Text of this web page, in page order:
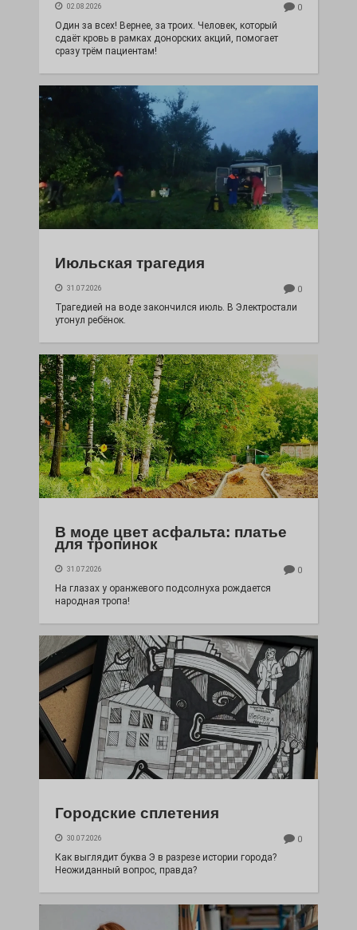
02.08.2026 0
Один за всех! Вернее, за троих. Человек, который
сдаёт кровь в рамках донорских акций, помогает
сразу трём пациентам!
Июльская трагедия
31.07.2026 0
Трагедией на воде закончился июль. В Электростали
утонул ребёнок.
В моде цвет асфальта: платье
для тропинок
31.07.2026 0
На глазах у оранжевого подсолнуха рождается
народная тропа!
Городские сплетения
30.07.2026 0
Как выглядит буква Э в разрезе истории города?
Неожиданный вопрос, правда?